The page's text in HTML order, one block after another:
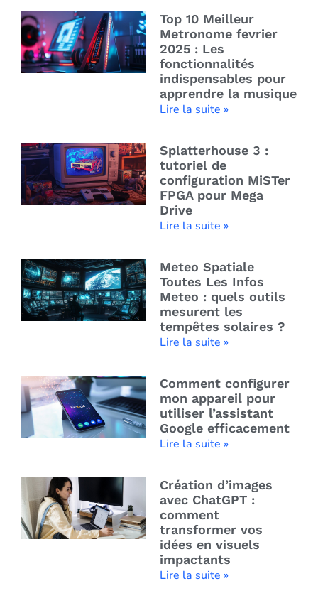
Top 10 Meilleur
Metronome fevrier
2025 : Les
fonctionnalités
indispensables pour
apprendre la musique
Lire la suite »
Splatterhouse 3 :
tutoriel de
configuration MiSTer
FPGA pour Mega
Drive
Lire la suite »
Meteo Spatiale
Toutes Les Infos
Meteo : quels outils
mesurent les
tempêtes solaires ?
Lire la suite »
Comment configurer
mon appareil pour
utiliser l’assistant
Google efficacement
Lire la suite »
Création d’images
avec ChatGPT :
comment
transformer vos
idées en visuels
impactants
Lire la suite »